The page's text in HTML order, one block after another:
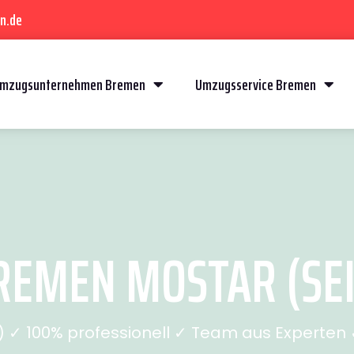
Bremen Umzugsservice Bremen
MOSTAR
100% professionell ✓ Team aus